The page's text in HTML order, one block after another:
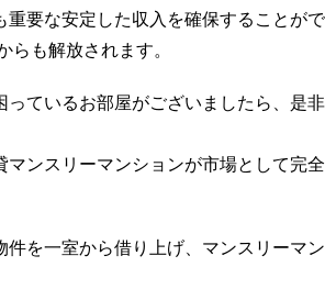
要な安定した収入を確保することがで
らも解放されます。
ているお部屋がございましたら、是
ンスリーマンションが市場として完
を一室から借り上げ、マンスリーマ